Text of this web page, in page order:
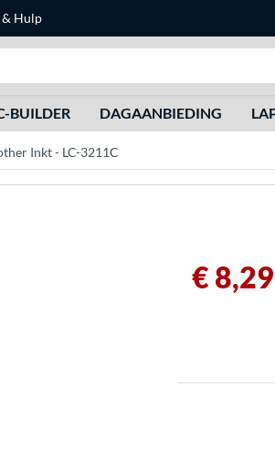
Hulp
BUILDER DAGAANBIEDING
Inkt - LC-3211C
€ 8,29